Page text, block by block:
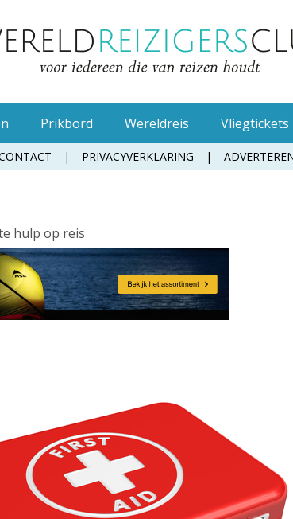
Maagklachten
Teken op reis
Prikbord Wereldreis Vliegtickets
PRIVACYVERKLARING
hulp op reis